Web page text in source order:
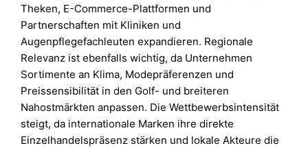
Theken, E-Commerce-Plattformen und
Partnerschaften mit Kliniken und
Augenpflegefachleuten expandieren. Regionale
Relevanz ist ebenfalls wichtig, da Unternehmen
Sortimente an Klima, Modepräferenzen und
Preissensibilität in den Golf- und breiteren
Nahostmärkten anpassen. Die Wettbewerbsintensität
steigt, da internationale Marken ihre direkte
Einzelhandelspräsenz stärken und lokale Akteure die